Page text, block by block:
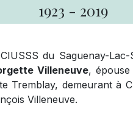
1923 - 2019
du Saguenay-
Villeneuve,
Tremblay, demeurant à
Villeneuve.